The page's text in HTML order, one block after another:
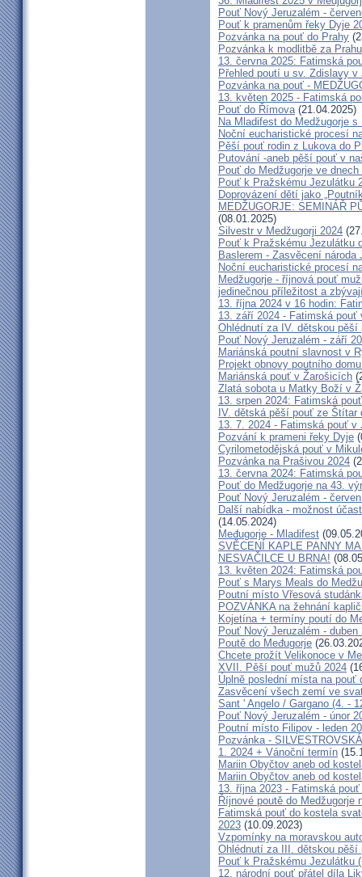
Pouť Nový Jeruzalém -
Pouť k pramenům řeky Dyje
Pozvánka na pouť do Prahy
Pozvánka k modlitbě za
13. června 2025: Fatimská
Přehled poutí u sv. Zdislavy
Pozvánka na pouť -
13. květen 2025 - Fatimská
Pouť do Římova(21.04.2025)
Na Mladifest do Medžugorje s
Noční eucharistické procesí
Pěší pouť rodin z Lukova do
Putování -aneb pěší pouť v
Pouť do Medžugorje ve
Pouť k Pražskému Jezulátku
Doprovázení dětí jako
MEDŽUGORJE: SEMINÁŘ
(08.01.2025)
Silvestr v Medžugorji 2024
Pouť k Pražskému Jezulátku
Baslerem - Zasvěcení národa
Noční eucharistické procesí
Medžugorje - říjnová pouť
jedinečnou příležitost a
13. října 2024 v 16 hodin:
13. září 2024 - Fatimská pouť
Ohlédnutí za IV. dětskou
Pouť Nový Jeruzalém - září
Mariánská poutní slavnost v
Projekt obnovy poutního
Mariánská pouť v Žarošicích
Zlatá sobota u Matky Boží v
13. srpen 2024: Fatimská
IV. dětská pěší pouť ze Štítar
13. 7. 2024 - Fatimská pouť
Pozvání k prameni řeky Dyje
Cyrilometodějská pouť v
Pozvánka na Prašivou 2024
13. června 2024: Fatimská
Pouť do Medžugorje na 43.
Pouť Nový Jeruzalém -
Další nabídka - možnost
(14.05.2024)
Međugorje - Mladifest
SVĚCENÍ KAPLE PANNY
NESVAČILCE U BRNA!
13. květen 2024: Fatimská
Pouť s Marys Meals do
Poutní místo Vřesová
POZVÁNKA na žehnání
Kojetína + termíny poutí do
Pouť Nový Jeruzalém - duben
Poutě do Međugorje
Chcete prožít Velikonoce v
XVII. Pěší pouť mužů 2024
Úplně poslední místa na pouť
Zasvěcení všech zemí ve
Sant ' Angelo / Gargano (4. -
Pouť Nový Jeruzalém - únor
Poutní místo Filipov - leden
Pozvánka -
1. 2024 + Vánoční termín
Mariin Obyčtov aneb od
Mariin Obyčtov aneb od
13. října 2023 - Fatimská
Říjnové poutě do Medžugorje
Fatimská pouť do kostela
2023 (10.09.2023)
Vzpomínky na moravskou
Ohlédnutí za III. dětskou pěší
Pouť k Pražskému Jezulátku
12. národní pouť přátel díla